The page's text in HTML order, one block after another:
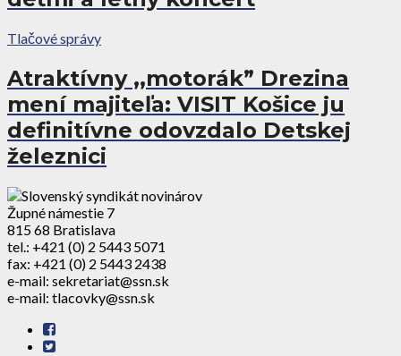
Tlačové správy
Atraktívny ,,motorák” Drezina
mení majiteľa: VISIT Košice ju
definitívne odovzdalo Detskej
železnici
Župné námestie 7
815 68 Bratislava
tel.: +421 (0) 2 5443 5071
fax: +421 (0) 2 5443 2438
e-mail: sekretariat@ssn.sk
e-mail: tlacovky@ssn.sk